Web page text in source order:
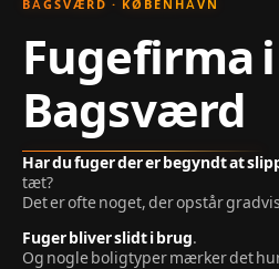
BAGSVÆRD · KØBENHAVN
Fugefirma i
Bagsværd
Har du fuger der er begyndt at
tæt?
Det er ofte noget, der opstår
Fuger bliver slidt i brug.
Og nogle boligtyper mærker det